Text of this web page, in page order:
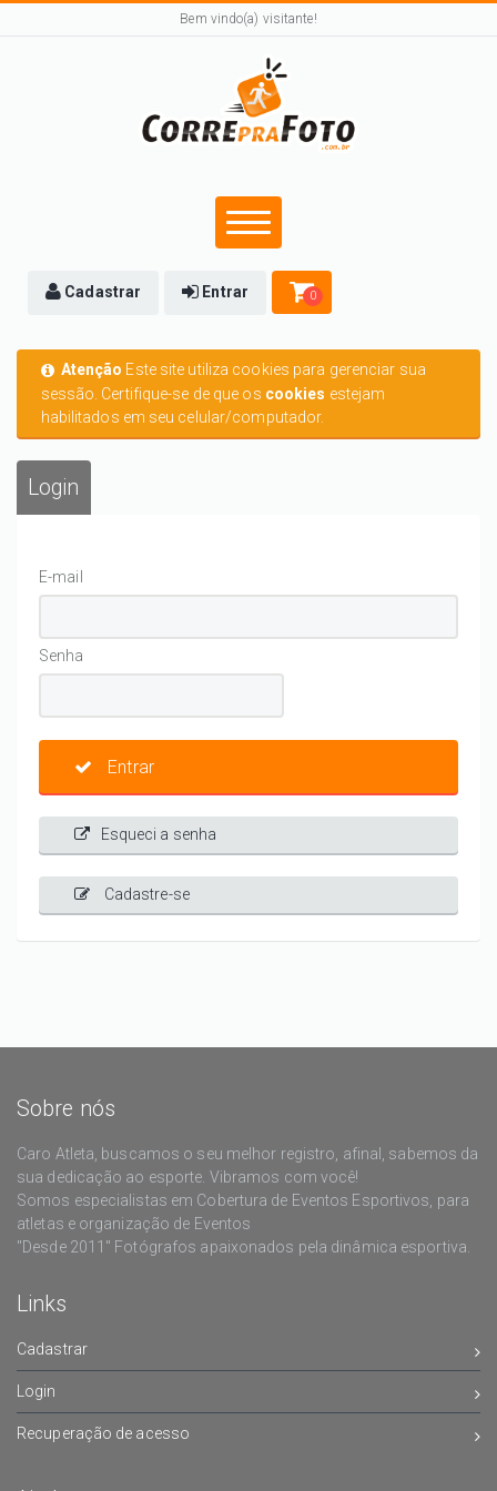
Bem vindo(a) visitante!
Cadastrar Entrar 0
Atenção Este site utiliza cookies para gerenciar sua
sessão. Certifique-se de que os cookies estejam
habilitados em seu celular/computador.
Login
E-mail
Senha
Entrar
Esqueci a senha
Cadastre-se
Sobre nós
Caro Atleta, buscamos o seu melhor registro, afinal, sabemos da
sua dedicação ao esporte. Vibramos com você!
Somos especialistas em Cobertura de Eventos Esportivos, para
atletas e organização de Eventos
"Desde 2011" Fotógrafos apaixonados pela dinâmica esportiva.
Links
Cadastrar
Login
Recuperação de acesso